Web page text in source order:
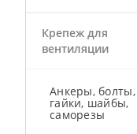
Крепеж для
вентиляции
Анкеры, болты,
гайки, шайбы,
саморезы